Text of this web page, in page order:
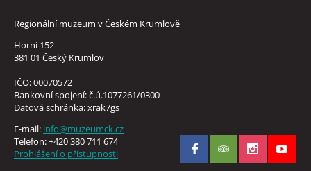
Regionální muzeum v Českém Krumlově
Horní 152
381 01 Český Krumlov
IČO: 00070572
Bankovní spojení: č.ú.1077261/0300
Datová schránka: xrak7gs
E-mail: info@muzeumck.cz
Telefon: +420 380 711 674
Prohlášení o přístupnosti